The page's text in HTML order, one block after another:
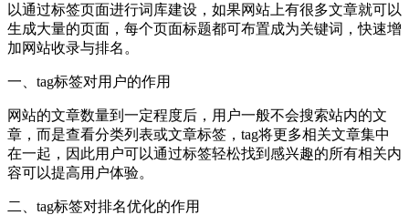
以通过标签页面进行词库建设，如果网站上有很多文章就可以
生成大量的页面，每个页面标题都可布置成为关键词，快速增
加网站收录与排名。
一、tag标签对用户的作用
网站的文章数量到一定程度后，用户一般不会搜索站内的文
章，而是查看分类列表或文章标签，tag将更多相关文章集中
在一起，因此用户可以通过标签轻松找到感兴趣的所有相关内
容可以提高用户体验。
二、tag标签对排名优化的作用